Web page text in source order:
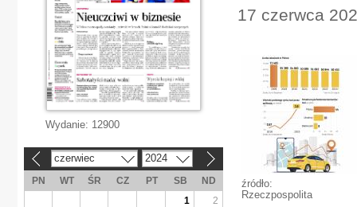
17 czerwca
źródło:
Rzeczpospolita
Wydanie: 12900
czerwiec 2024
PN WT ŚR CZ PT SB
ND
1
2